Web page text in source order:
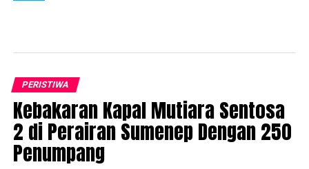
PERISTIWA
Kebakaran Kapal Mutiara Sentosa
2 di Perairan Sumenep Dengan 250
Penumpang